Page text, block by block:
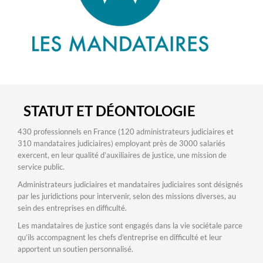
STATUT ET DÉONTOLOGIE
430 professionnels en France (120 administrateurs judiciaires et
310 mandataires judiciaires) employant près de 3000 salariés
exercent, en leur qualité d’auxiliaires de justice, une mission de
service public.
Administrateurs judiciaires et mandataires judiciaires sont désignés
par les juridictions pour intervenir, selon des missions diverses, au
sein des entreprises en difficulté.
Les mandataires de justice sont engagés dans la vie sociétale parce
qu’ils accompagnent les chefs d’entreprise en difficulté et leur
apportent un soutien personnalisé.